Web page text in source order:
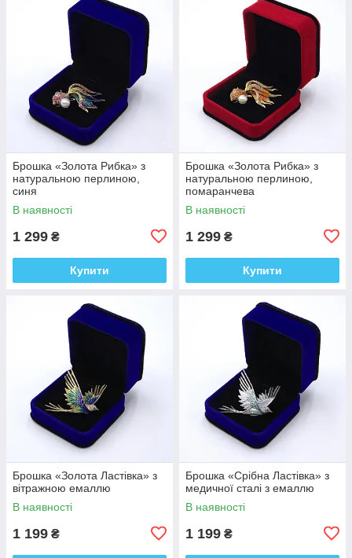
Брошка «Золота Рибка» з
натуральною перлиною,
синя
В наявності
1 299 ₴
Купити
Брошка «Золота Рибка» з
натуральною перлиною,
помаранчева
В наявності
1 299 ₴
Купити
Брошка «Золота Ластівка» з
вітражною емаллю
В наявності
1 199 ₴
Брошка «Срібна Ластівка» з
медичної сталі з емаллю
В наявності
1 199 ₴